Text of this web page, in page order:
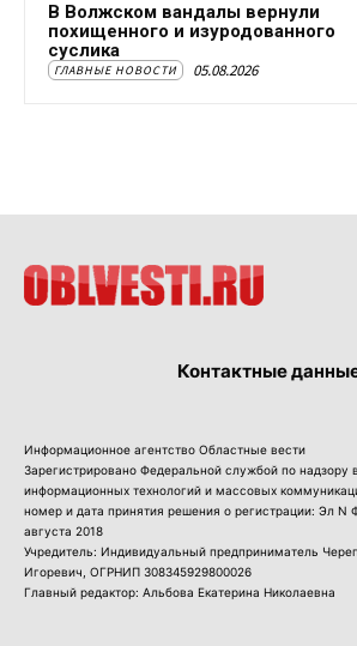
В Волжском вандалы вернули
похищенного и изуродованного
суслика
ГЛАВНЫЕ НОВОСТИ 05.08.2026
Контактные
Информационное агентство Областные вести
Зарегистрировано Федеральной службой по надзору
информационных технологий и массовых
номер и дата принятия решения о регистрации: Эл N
августа 2018
Учредитель: Индивидуальный предприниматель
Игоревич, ОГРНИП 308345929800026
Главный редактор: Альбова Екатерина Николаевна